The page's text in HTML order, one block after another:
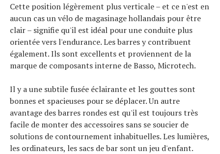
Cette position légèrement plus verticale – et ce n'est en
aucun cas un vélo de magasinage hollandais pour être
clair – signifie qu'il est idéal pour une conduite plus
orientée vers l'endurance. Les barres y contribuent
également. Ils sont excellents et proviennent de la
marque de composants interne de Basso, Microtech.
Il y a une subtile fusée éclairante et les gouttes sont
bonnes et spacieuses pour se déplacer. Un autre
avantage des barres rondes est qu'il est toujours très
facile de monter des accessoires sans se soucier de
solutions de contournement inhabituelles. Les lumières,
les ordinateurs, les sacs de bar sont un jeu d'enfant.